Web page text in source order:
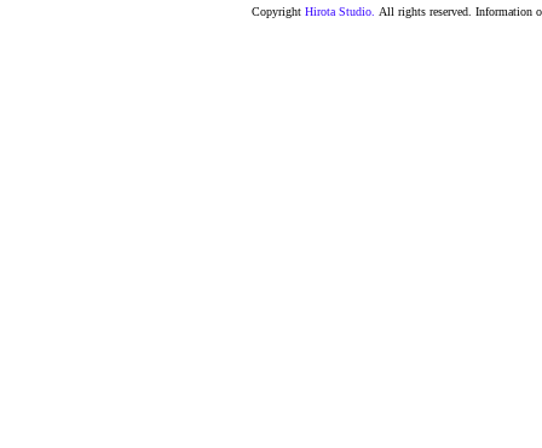
Copyright Hirota Studio. All rights reserved. Information